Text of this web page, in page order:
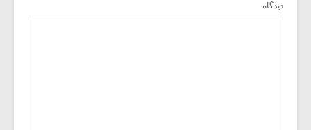
دیدگاه